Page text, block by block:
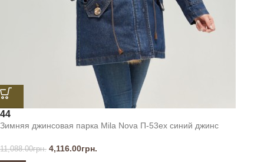
44
Зимняя джинсовая парка Mila Nova П-53ех синий джинс
11,088.00грн. 4,116.00грн.